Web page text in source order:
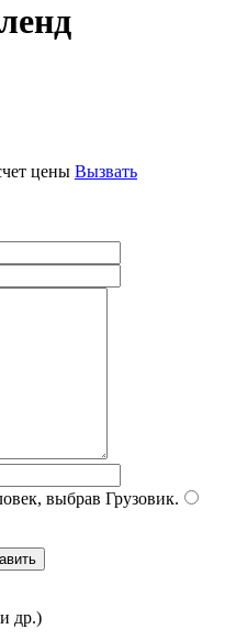
цены Вызвать
выбрав Грузовик.
др.)